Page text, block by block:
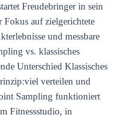
Freudebringer in sein
Fokus auf zielgerichtete
und messbare
vs. klassisches
Unterschied Klassisches
verteilen und
Sampling funktioniert
Fitnessstudio, in